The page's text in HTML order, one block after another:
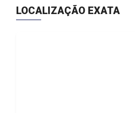
LOCALIZAÇÃO EXATA